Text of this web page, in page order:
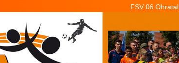
FSV 06 Ohratal